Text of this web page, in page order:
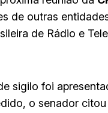
de outras
de Rádio e
sigilo foi
o senador